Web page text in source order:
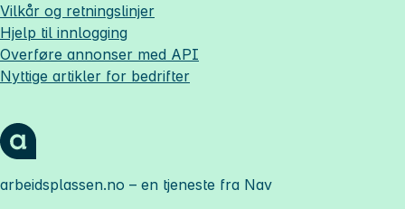
Vilkår og retningslinjer
Hjelp til innlogging
Overføre annonser med API
Nyttige artikler for bedrifter
arbeidsplassen.no – en tjeneste fra Nav